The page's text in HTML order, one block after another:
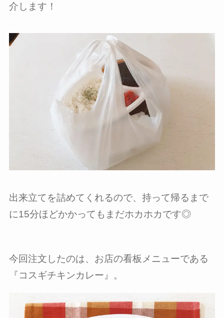
介します！
出来立てを詰めてくれるので、持って帰るまで
に15分ほどかかってもまだホカホカです◎
今回注文したのは、お店の看板メニューである
『コスギチキンカレー』。